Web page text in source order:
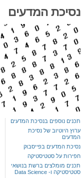
נסיכת המדעים
תכנים נוספים בנסיכת המדעים
ערוץ היוטיוב של נסיכת
המדעים
נסיכת המדעים בפייסבוק
חפירות על סטטיסטיקה
תכנים מומלצים ברשת בנושאי
סטטיסטיקה ו- Data Science